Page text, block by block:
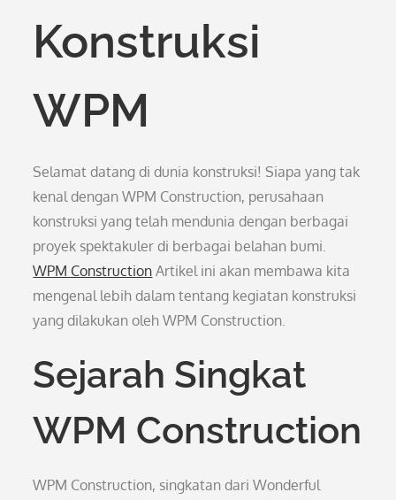
Konstruksi
WPM
Selamat datang di dunia konstruksi! Siapa yang tak
kenal dengan WPM Construction, perusahaan
konstruksi yang telah mendunia dengan berbagai
proyek spektakuler di berbagai belahan bumi.
WPM Construction Artikel ini akan membawa kita
mengenal lebih dalam tentang kegiatan konstruksi
yang dilakukan oleh WPM Construction.
Sejarah Singkat
WPM Construction
WPM Construction, singkatan dari Wonderful